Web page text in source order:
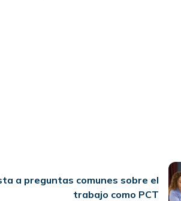
a preguntas comunes sobre el
trabajo como PCT